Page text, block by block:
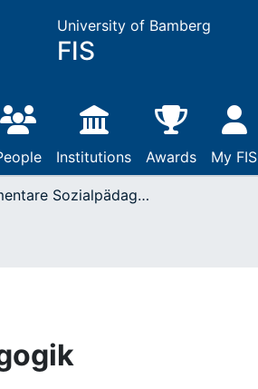
University of Bamberg
FIS
Institutions Awards My FIS
Elementare Sozialpädagogik